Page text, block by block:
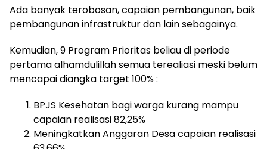
Ada banyak terobosan, capaian pembangunan, baik
pembangunan infrastruktur dan lain sebagainya.
Kemudian, 9 Program Prioritas beliau di periode
pertama alhamdulillah semua terealiasi meski belum
mencapai diangka target 100% :
BPJS Kesehatan bagi warga kurang mampu
capaian realisasi 82,25%
Meningkatkan Anggaran Desa capaian realisasi